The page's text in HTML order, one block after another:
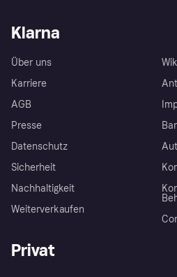
Klarna
Über uns
Karriere
AGB
Presse
Datenschutz
Sicherheit
Nachhaltigkeit
Weiterverkaufen
Privat